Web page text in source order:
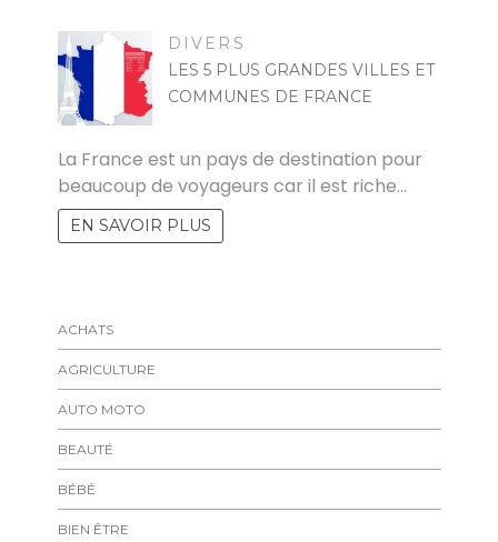
DIVERS
LES 5 PLUS GRANDES VILLES ET
COMMUNES DE FRANCE
La France est un pays de destination pour
beaucoup de voyageurs car il est riche…
EN SAVOIR PLUS
ACHATS
AGRICULTURE
AUTO MOTO
BEAUTÉ
BÉBÉ
BIEN ÊTRE